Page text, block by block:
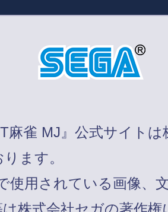
麻雀 MJ』公式サイト
ます。
使用されている画像、
は株式会社セガの著作